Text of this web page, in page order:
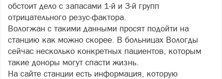
обстоит дело с запасами 1-й и 3-й групп
отрицательного резус-фактора.
Вологжан с такими данными просят подойти на
станцию как можно скорее. В больницах Вологды
сейчас несколько конкретных пациентов, которым
такие доноры могут спасти жизнь.
На сайте станции есть информация, которую